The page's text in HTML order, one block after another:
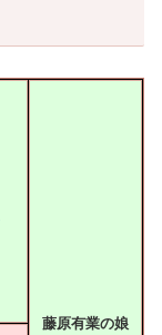
藤原有業の娘